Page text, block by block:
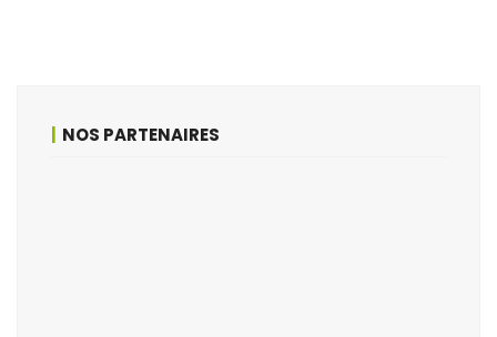
NOS PARTENAIRES